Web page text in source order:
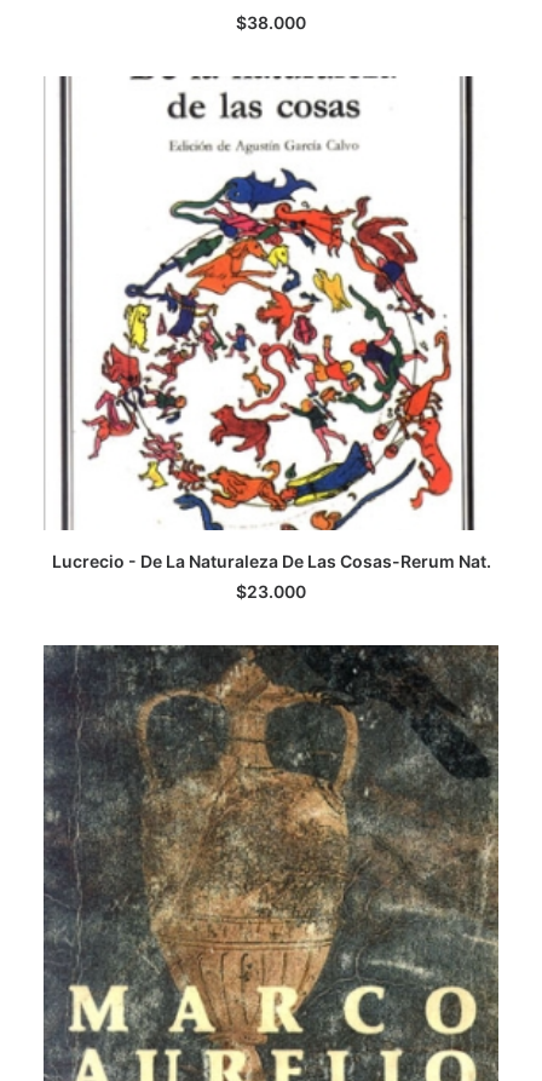
$38.000
AGREGAR AL CARRITO
Lucrecio - De La Naturaleza De Las Cosas-Rerum Nat.
$23.000